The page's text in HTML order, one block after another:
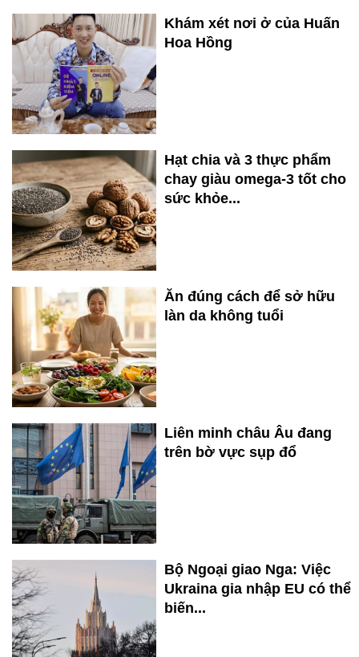
Khám xét nơi ở của Huấn
Hoa Hồng
Hạt chia và 3 thực phẩm
chay giàu omega-3 tốt cho
sức khỏe...
Ăn đúng cách để sở hữu
làn da không tuổi
Liên minh châu Âu đang
trên bờ vực sụp đổ
Bộ Ngoại giao Nga: Việc
Ukraina gia nhập EU có thể
biến...